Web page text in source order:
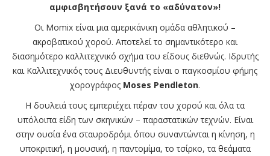
αμφισβητήσουν ξανά το «αδύνατον»!
Οι Momix είναι μια αμερικάνικη ομάδα αθλητικού –
ακροβατικού χορού. Αποτελεί το σημαντικότερο και
διασημότερο καλλιτεχνικό σχήμα του είδους διεθνώς. Ιδρυτής
και Καλλιτεχνικός τους Διευθυντής είναι ο παγκοσμίου φήμης
χορογράφος Moses Pendleton.
Η δουλειά τους εμπεριέχει πέραν του χορού και όλα τα
υπόλοιπα είδη των σκηνικών – παραστατικών τεχνών. Είναι
στην ουσία ένα σταυροδρόμι όπου συναντώνται η κίνηση, η
υποκριτική, η μουσική, η παντομίμα, το τσίρκο, τα θεάματα